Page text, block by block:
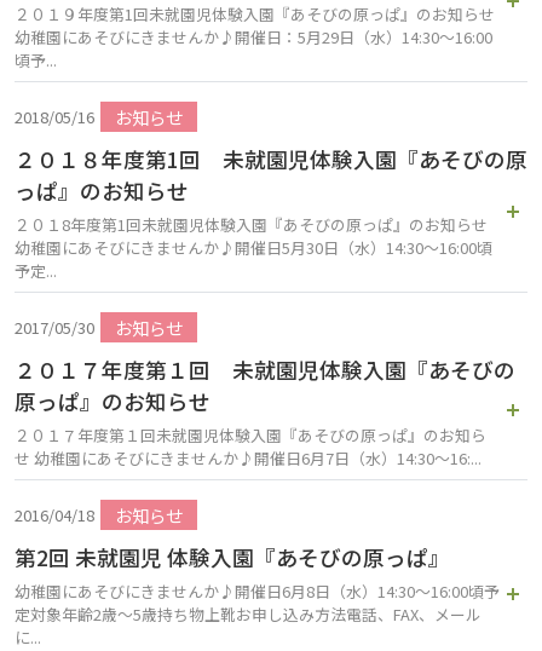
２０１９年度第1回未就園児体験入園『あそびの原っぱ』のお知らせ
幼稚園にあそびにきませんか♪開催日：5月29日（水）14:30～16:00
頃予...
2018/05/16 お知らせ
２０１８年度第1回 未就園児体験入園『あそびの原
っぱ』のお知らせ
２０１8年度第1回未就園児体験入園『あそびの原っぱ』のお知らせ
幼稚園にあそびにきませんか♪開催日5月30日（水）14:30～16:00頃
予定...
2017/05/30 お知らせ
２０１７年度第１回 未就園児体験入園『あそびの
原っぱ』のお知らせ
２０１７年度第１回未就園児体験入園『あそびの原っぱ』のお知ら
せ 幼稚園にあそびにきませんか♪開催日6月7日（水）14:30～16:...
2016/04/18 お知らせ
第2回 未就園児 体験入園『あそびの原っぱ』
幼稚園にあそびにきませんか♪開催日6月8日（水）14:30～16:00頃予
定対象年齢2歳～5歳持ち物上靴お申し込み方法電話、FAX、メール
に...